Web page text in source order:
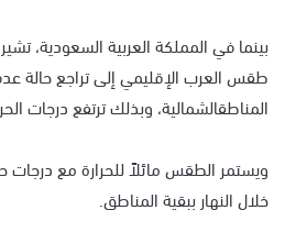
بينما في المملكة العربية السعودية،
طقس العرب الإقليمي إلى تراجع حالة
المناطقالشمالية، وبذلك ترتفع درجات
ويستمر الطقس مائلاً للحرارة مع درجات
خلال النهار ببقية المناطق.